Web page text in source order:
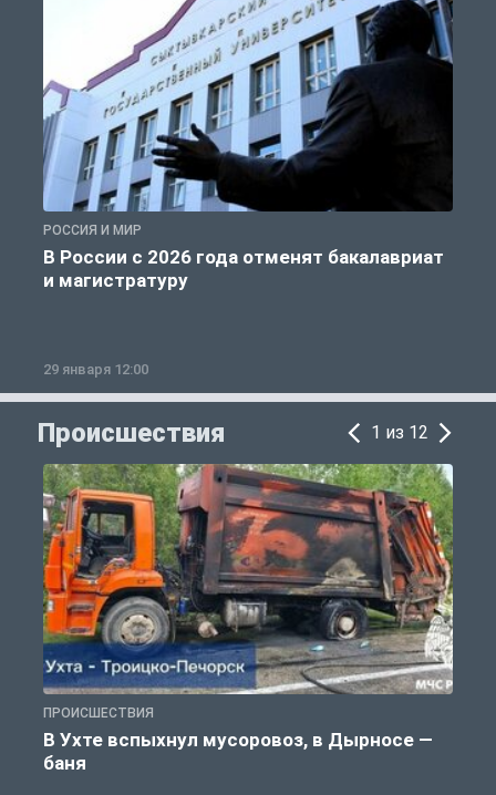
РОССИЯ И МИР
В России с 2026 года отменят бакалавриат
и магистратуру
29 января 12:00
Происшествия 1 из 12
ПРОИСШЕСТВИЯ
В Ухте вспыхнул мусоровоз, в Дырносе —
баня